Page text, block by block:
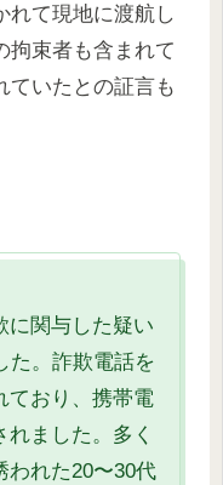
れて現地に渡航し
拘束者も含まれて
ていたとの証言も
に関与した疑い
た。詐欺電話を
ており、携帯電
ました。多く
われた20〜30代